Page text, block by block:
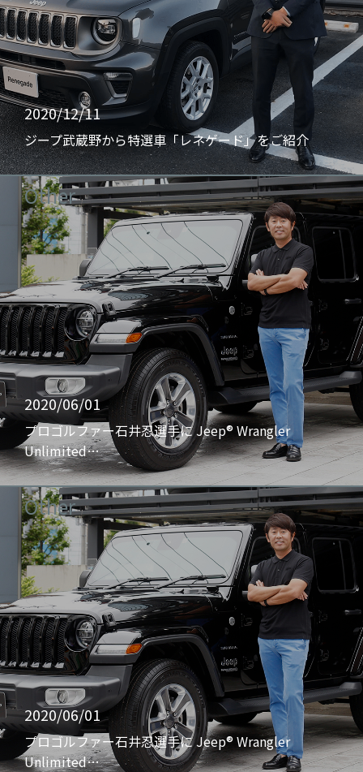
2020/12/11
ジープ武蔵野から特選車「レネゲード」をご紹介
Other
2020/06/01
プロゴルファー石井忍選手に Jeep® Wrangler
Unlimited…
Other
2020/06/01
プロゴルファー石井忍選手に Jeep® Wrangler
Unlimited…